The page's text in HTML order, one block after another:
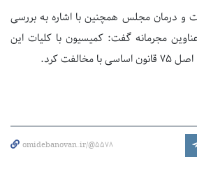
و درمان مجلس همچنین با اشاره به بررسی
مجرمانه گفت: کمیسیون با کلیات این
کرد.
omidebanovan.ir/@5578